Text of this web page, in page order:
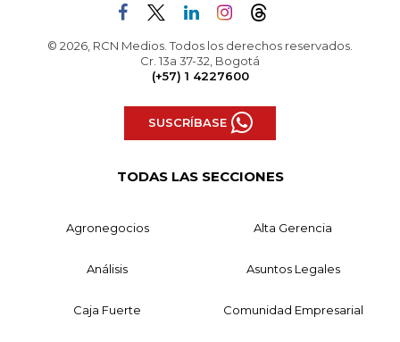
© 2026, RCN Medios. Todos los derechos reservados.
Cr. 13a 37-32, Bogotá
(+57) 1 4227600
SUSCRÍBASE
TODAS LAS SECCIONES
Agronegocios Alta Gerencia
Análisis Asuntos Legales
Caja Fuerte Comunidad Empresarial